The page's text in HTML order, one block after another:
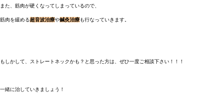
また、筋肉が硬くなってしまっているので、
筋肉を緩める超音波治療や鍼灸治療も行なっていきます。
もしかして、ストレートネックかも？と思った方は、 ぜひ一度ご相談下さい！！！
一緒に治していきましょう！